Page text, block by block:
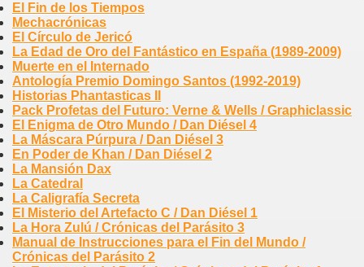
El Fin de los Tiempos
Mechacrónicas
El Círculo de Jericó
La Edad de Oro del Fantástico en España (1989-2009)
Muerte en el Internado
Antología Premio Domingo Santos (1992-2019)
Historias Phantasticas II
Pack Profetas del Futuro: Verne & Wells / Graphiclassic
El Enigma de Otro Mundo / Dan Diésel 4
La Máscara Púrpura / Dan Diésel 3
En Poder de Khan / Dan Diésel 2
La Mansión Dax
La Catedral
La Caligrafía Secreta
El Misterio del Artefacto C / Dan Diésel 1
La Hora Zulú / Crónicas del Parásito 3
Manual de Instrucciones para el Fin del Mundo /
Crónicas del Parásito 2